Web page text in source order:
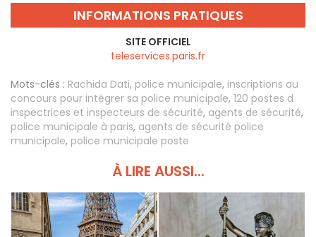
INFORMATIONS PRATIQUES
SITE OFFICIEL
teleservices.paris.fr
Mots-clés : Rachida Dati, police municipale, inscriptions au
concours pour intégrer sa police municipale, 120 postes d
inspectrices et inspecteurs de sécurité, agents de sécurité,
police municipale à paris, agents de sécurité police
municipale, police municipale poste
À LIRE AUSSI...